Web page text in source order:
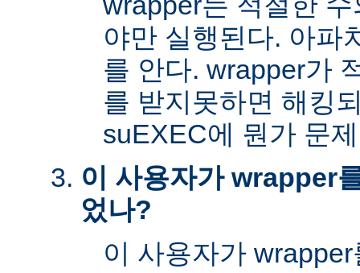
야만 실행된다. 아파
를 안다. wrapper가
를 받지못하면 해킹
suEXEC에 뭔가 문
이 사용자가 wrapper
었나?
이 사용자가